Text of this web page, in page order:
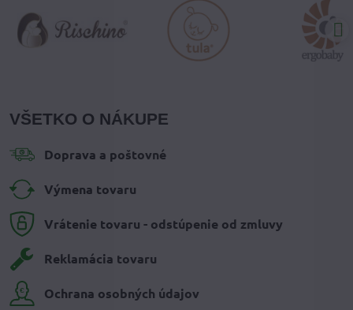
VŠETKO O NÁKUPE
Doprava a poštovné
Výmena tovaru
Vrátenie tovaru - odstúpenie od zmluvy
Reklamácia tovaru
Ochrana osobných údajov